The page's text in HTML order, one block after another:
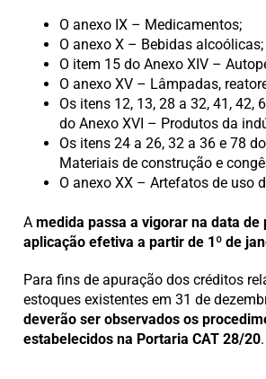
O anexo IX – Medicamentos;
O anexo X – Bebidas alcoólicas;
O item 15 do Anexo XIV –
O anexo XV – Lâmpadas,
Os itens 12, 13, 28 a 32, 41, 42,
do Anexo XVI – Produtos da
Os itens 24 a 26, 32 a 36 e 78
Materiais de construção e
O anexo XX – Artefatos de uso
A medida passa a vigorar na data de
aplicação efetiva a partir de 1º de
Para fins de apuração dos créditos
estoques existentes em 31 de
deverão ser observados os
estabelecidos na Portaria CAT 28/20.